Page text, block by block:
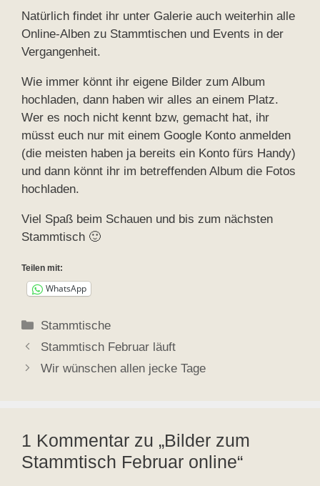
Natürlich findet ihr unter Galerie auch weiterhin alle
Online-Alben zu Stammtischen und Events in der
Vergangenheit.
Wie immer könnt ihr eigene Bilder zum Album
hochladen, dann haben wir alles an einem Platz.
Wer es noch nicht kennt bzw, gemacht hat, ihr
müsst euch nur mit einem Google Konto anmelden
(die meisten haben ja bereits ein Konto fürs Handy)
und dann könnt ihr im betreffenden Album die Fotos
hochladen.
Viel Spaß beim Schauen und bis zum nächsten
Stammtisch 🙂
Teilen mit:
WhatsApp
Kategorien
Stammtische
Stammtisch Februar läuft
Wir wünschen allen jecke Tage
1 Kommentar zu „Bilder zum
Stammtisch Februar online“